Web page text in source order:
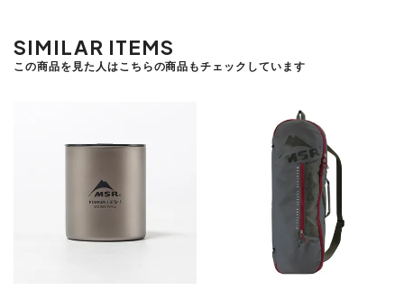
SIMILAR ITEMS
この商品を見た人はこちらの商品もチェックしています